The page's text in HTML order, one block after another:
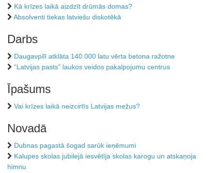
Kā krīzes laikā aizdzīt drūmās domas?
Absolventi tiekas latviešu diskotēkā
Darbs
Daugavpilī atklāta 140 000 latu vērta betona ražotne
“Latvijas pasts” laukos veidos pakalpojumu centrus
Īpašums
Vai krīzes laikā neizcirtīs Latvijas mežus?
Novadā
Dubnas pagastā šogad sarūk ieņēmumi
Kalupes skolas jubilejā iesvētīja skolas karogu un atskaņoja
himnu